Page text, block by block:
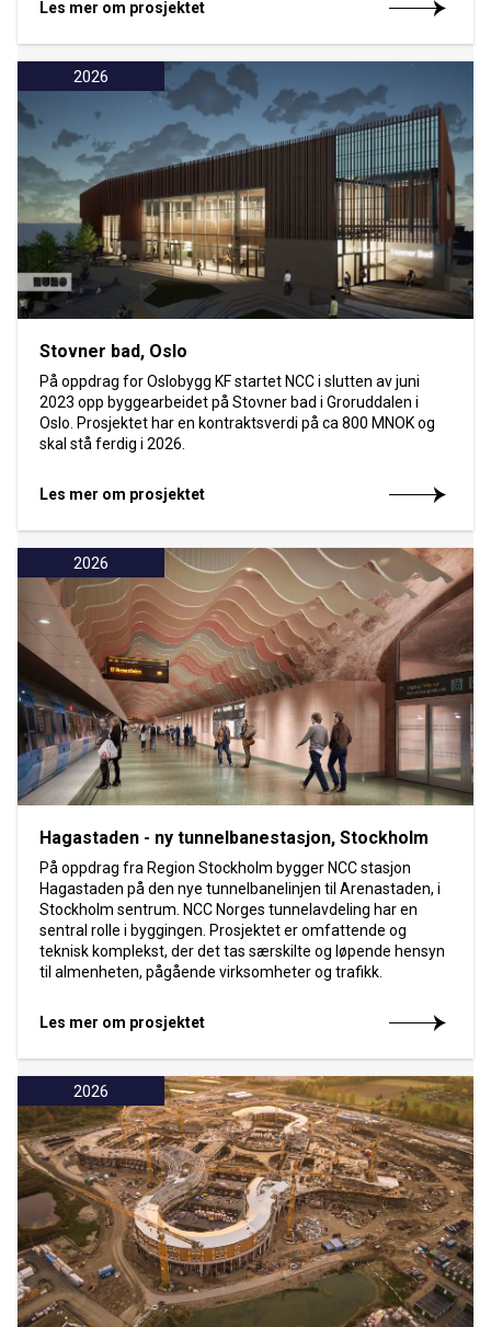
Les mer om prosjektet
2026
Stovner bad, Oslo
På oppdrag for Oslobygg KF startet NCC i slutten av juni
2023 opp byggearbeidet på Stovner bad i Groruddalen i
Oslo. Prosjektet har en kontraktsverdi på ca 800 MNOK og
skal stå ferdig i 2026.
Les mer om prosjektet
2026
Hagastaden - ny tunnelbanestasjon, Stockholm
På oppdrag fra Region Stockholm bygger NCC stasjon
Hagastaden på den nye tunnelbanelinjen til Arenastaden, i
Stockholm sentrum. NCC Norges tunnelavdeling har en
sentral rolle i byggingen. Prosjektet er omfattende og
teknisk komplekst, der det tas særskilte og løpende hensyn
til almenheten, pågående virksomheter og trafikk.
Les mer om prosjektet
2026